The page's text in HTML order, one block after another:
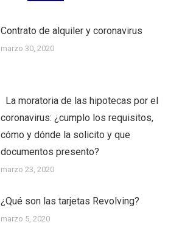
Contrato de alquiler y coronavirus
marzo 30, 2020
La moratoria de las hipotecas por el
coronavirus: ¿cumplo los requisitos,
cómo y dónde la solicito y que
documentos presento?
marzo 23, 2020
¿Qué son las tarjetas Revolving?
marzo 5, 2020